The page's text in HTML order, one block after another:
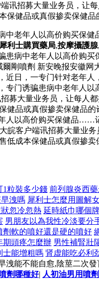
讯招募大量业务员，让
健品或真假掺卖保健品
中老年人以高价购买保
犀利士購買藥局,按摩攝護腺,
患病中老年人以高价购
剛噴劑 新安晚报安徽
日，一专门针对老年人
专门诱骗患病中老年人
募大量业务员，让每人
品或真假掺卖保健品的
人以高价购买保健品
皖客户端讯招募大量业
成本保健品或真假掺
1粒裝多少錢 前列腺炎西
洩嗎 犀利士怎麼用圖解
忽冷忽熱 延時紙巾哪個
男朋友以為我性冷淡要分
劑軟的噴好還是硬的噴好
期頭疼怎麼辦 男性補腎壯
士能增粗嗎 肾虚能吃必利
洩能不能自愈,陰莖二次發
劑哪種好| 人初油男用噴